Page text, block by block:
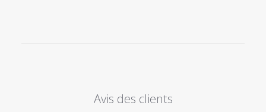
Avis des clients